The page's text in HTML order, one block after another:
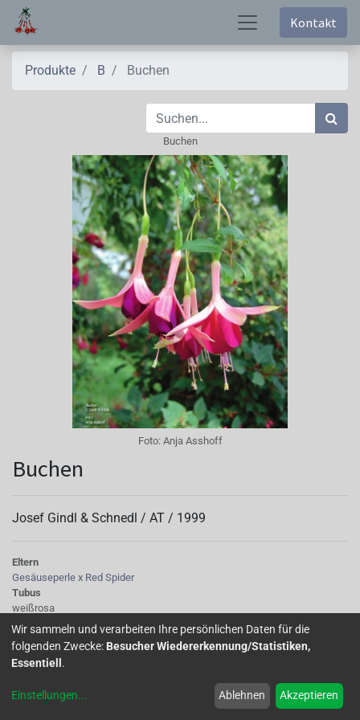
Kontakt
Produkte B Buchen
Buchen
Foto: Anja Asshoff
Buchen
Josef Gindl & Schnedl / AT / 1999
Eltern
Gesäuseperle x Red Spider
Tubus
weißrosa
Sepalen
weißrosa
Korolle/Petalen
violettrot
einfach
Wir sammeln und verarbeiten Ihre persönlichen Daten für die
folgenden Zwecke: Besucher Wiedererkennung/Statistiken,
Essentiell .
Einstellungen... Ablehnen Akzeptieren